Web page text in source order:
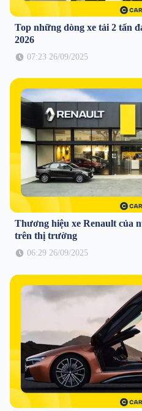
Top những dòng xe tải 2 tấn
2026
07:23 26/09/2025
Thương hiệu xe Renault của
trên thị trường
06:29 26/09/2025